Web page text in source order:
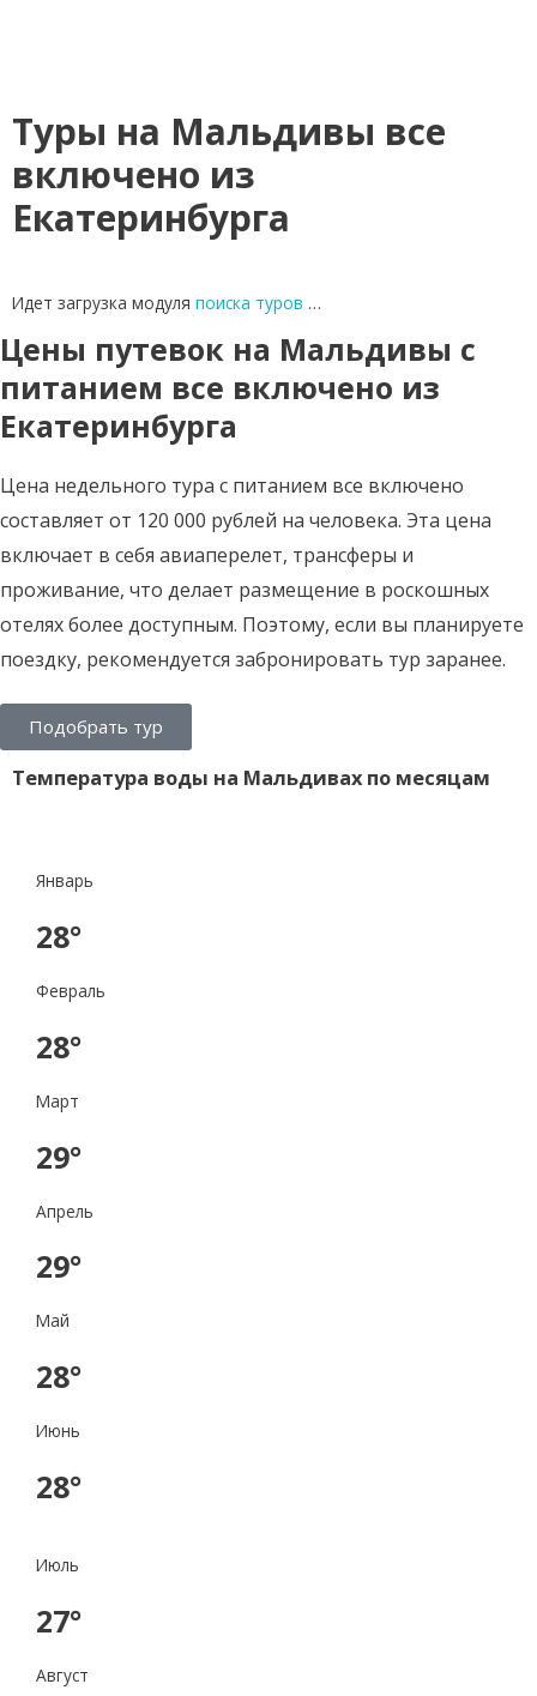
Туры на Мальдивы все
включено из
Екатеринбурга
Идет загрузка модуля поиска туров …
Цены путевок на Мальдивы с
питанием все включено из
Екатеринбурга
Цена недельного тура с питанием все включено
составляет от 120 000 рублей на человека. Эта цена
включает в себя авиаперелет, трансферы и
проживание, что делает размещение в роскошных
отелях более доступным. Поэтому, если вы планируете
поездку, рекомендуется забронировать тур заранее.
Подобрать тур
Температура воды на Мальдивах по месяцам
Январь
28°
Февраль
28°
Март
29°
Апрель
29°
Май
28°
Июнь
28°
Июль
27°
Август